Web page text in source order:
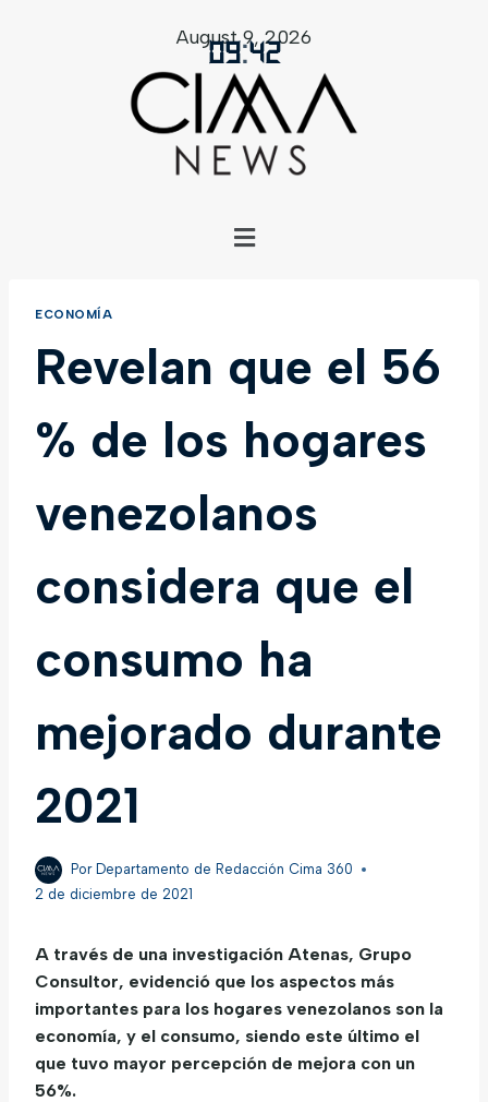
09:42
August 9, 2026
ECONOMÍA
Revelan que el 56
% de los hogares
venezolanos
considera que el
consumo ha
mejorado durante
2021
Por Departamento de Redacción Cima 360
2 de diciembre de 2021
A través de una investigación Atenas, Grupo
Consultor, evidenció que los aspectos más
importantes para los hogares venezolanos son la
economía, y el consumo, siendo este último el
que tuvo mayor percepción de mejora con un
56%.